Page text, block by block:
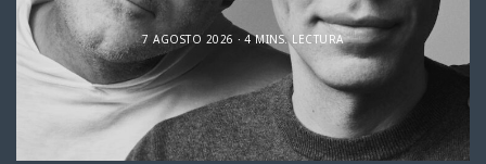
7 AGOSTO 2026 4 MINS. LECTURA